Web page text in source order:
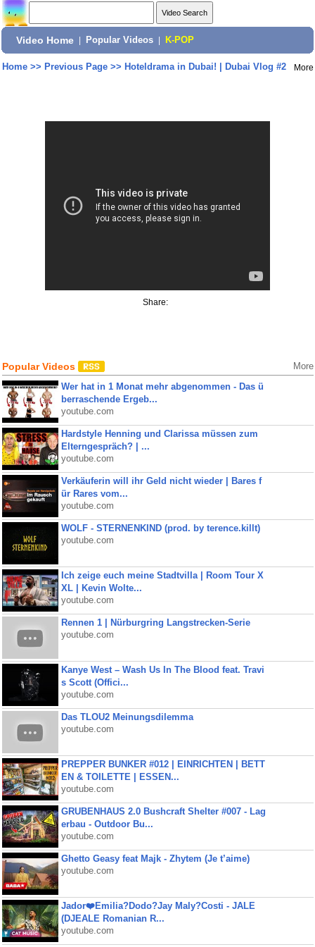
Video Home Popular Videos K-POP
Home>> Previous Page>> Hoteldrama in Dubai! | Dubai Vlog #2 More
Share:
Popular Videos More
Wer hat in 1 Monat mehr abgenommen - Das ü
berraschende Ergeb...
youtube.com
Hardstyle Henning und Clarissa müssen zum
Elterngespräch? | ...
youtube.com
Verkäuferin will ihr Geld nicht wieder | Bares f
ür Rares vom...
youtube.com
WOLF - STERNENKIND (prod. by terence.killt)
youtube.com
Ich zeige euch meine Stadtvilla | Room Tour X
XL | Kevin Wolte...
youtube.com
Rennen 1 | Nürburgring Langstrecken-Serie
youtube.com
Kanye West – Wash Us In The Blood feat. Travi
s Scott (Offici...
youtube.com
Das TLOU2 Meinungsdilemma
youtube.com
PREPPER BUNKER #012 | EINRICHTEN | BETT
EN & TOILETTE | ESSEN...
youtube.com
GRUBENHAUS 2.0 Bushcraft Shelter #007 - Lag
erbau - Outdoor Bu...
youtube.com
Ghetto Geasy feat Majk - Zhytem (Je t’aime)
youtube.com
Jador❤️Emilia?Dodo?Jay Maly?Costi - JALE
(DJEALE Romanian R...
youtube.com